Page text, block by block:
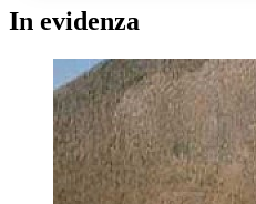
In evidenza